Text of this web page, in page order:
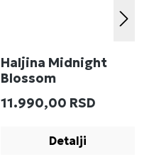
Haljina Midnight
Blossom
Redovna cena:
11.990,00 RSD
Detalji